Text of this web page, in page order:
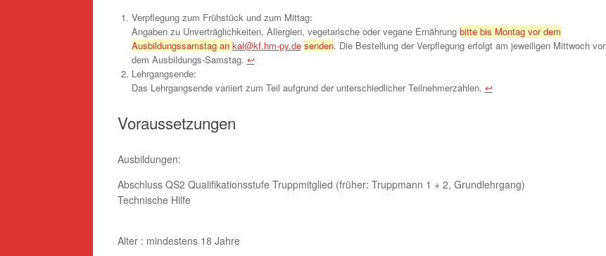
Verpflegung zum Frühstück und zum Mittag:
Angaben zu Unverträglichkeiten, Allergien, vegetarische oder vegane Ernährung bitte bis Montag vor dem
Ausbildungssamstag an kal@kf.hm-py.de senden. Die Bestellung der Verpflegung erfolgt am jeweiligen Mittwoch vor
dem Ausbildungs-Samstag. ↩︎
Lehrgangsende:
Das Lehrgangsende variiert zum Teil aufgrund der unterschiedlicher Teilnehmerzahlen. ↩︎
Voraussetzungen
Ausbildungen:
Abschluss QS2 Qualifikationsstufe Truppmitglied (früher: Truppmann 1 + 2, Grundlehrgang)
Technische Hilfe
Alter : mindestens 18 Jahre